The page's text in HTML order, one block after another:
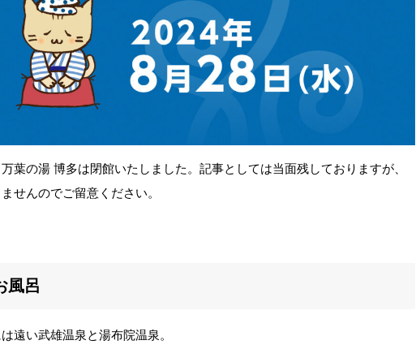
葉の湯 博多は閉館いたしました。記事としては当面残しておりますが、
せんのでご留意ください。
風呂
遠い武雄温泉と湯布院温泉。